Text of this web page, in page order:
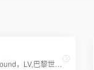
AJ乔丹全系列书包，SprayGround，LV,巴黎世家包包，可下单，接各路大佬订单